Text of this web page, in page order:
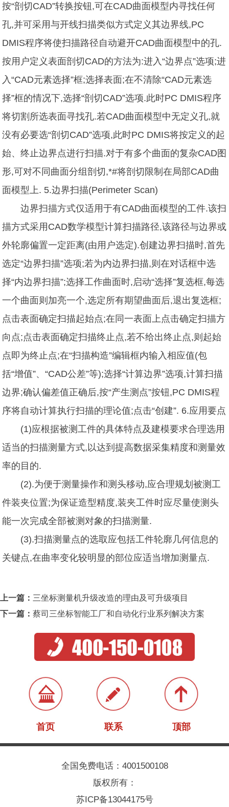
按“剖切CAD”转换按钮,可在CAD曲面模型内寻找任何
孔,并可采用与开线扫描类似方式定义其边界线,PC
DMIS程序将使扫描路径自动避开CAD曲面模型中的孔.
按用户定义表面剖切CAD的方法为:进入“边界点”选项;进
入“CAD元素选择”框;选择表面;在不清除“CAD元素选
择”框的情况下,选择“剖切CAD”选项.此时PC DMIS程序
将切割所选表面寻找孔.若CAD曲面模型中无定义孔,就
没有必要选“剖切CAD”选项,此时PC DMIS将按定义的起
始、终止边界点进行扫描.对于有多个曲面的复杂CAD图
形,可对不同曲面分组剖切,*#将剖切限制在局部CAD曲
面模型上. 5.边界扫描(Perimeter Scan)
边界扫描方式仅适用于有CAD曲面模型的工件.该扫
描方式采用CAD数学模型计算扫描路径,该路径与边界或
外轮廓偏置一定距离(由用户选定).创建边界扫描时,首先
选定“边界扫描”选项;若为内边界扫描,则在对话框中选
择“内边界扫描”;选择工作曲面时,启动“选择”复选框,每选
一个曲面则加亮一个,选定所有期望曲面后,退出复选框;
点击表面确定扫描起始点;在同一表面上点击确定扫描方
向点;点击表面确定扫描终止点,若不给出终止点,则起始
点即为终止点;在“扫描构造”编辑框内输入相应值(包
括“增值”、“CAD公差”等);选择“计算边界”选项,计算扫描
边界;确认偏差值正确后,按“产生测点”按钮,PC DMIS程
序将自动计算执行扫描的理论值;点击“创建”. 6.应用要点
(1)应根据被测工件的具体特点及建模要求合理选用
适当的扫描测量方式,以达到提高数据采集精度和测量效
率的目的.
(2).为便于测量操作和测头移动,应合理规划被测工
件装夹位置;为保证造型精度,装夹工件时应尽量使测头
能一次完成全部被测对象的扫描测量.
(3).扫描测量点的选取应包括工件轮廓几何信息的
关键点,在曲率变化较明显的部位应适当增加测量点.
上一篇： 三坐标测量机升级改造的理由及可升级项目
下一篇： 蔡司三坐标智能工厂和自动化行业系列解决方案
首页 联系 顶部
全国免费电话：4001500108
版权所有：
苏ICP备13044175号